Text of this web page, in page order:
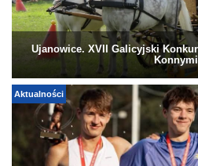
Ujanowice. XVII Galicyjski
Konnymi
Aktualności